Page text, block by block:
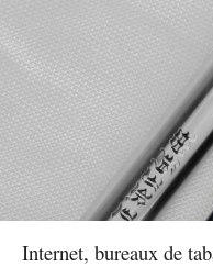
Internet, bureaux de